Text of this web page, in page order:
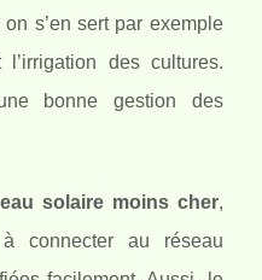
s’en sert par exemple
des cultures.
bonne gestion des
solaire moins cher,
connecter au réseau